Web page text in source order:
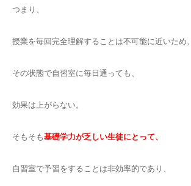
つまり、
授業を毎回完全理解することは不可能に近いため、
その状態で自習室に毎日通っても、
効果は上がらない。
そもそも基礎学力が乏しい生徒にとって、
自習室で予習をすることは非効率的であり、